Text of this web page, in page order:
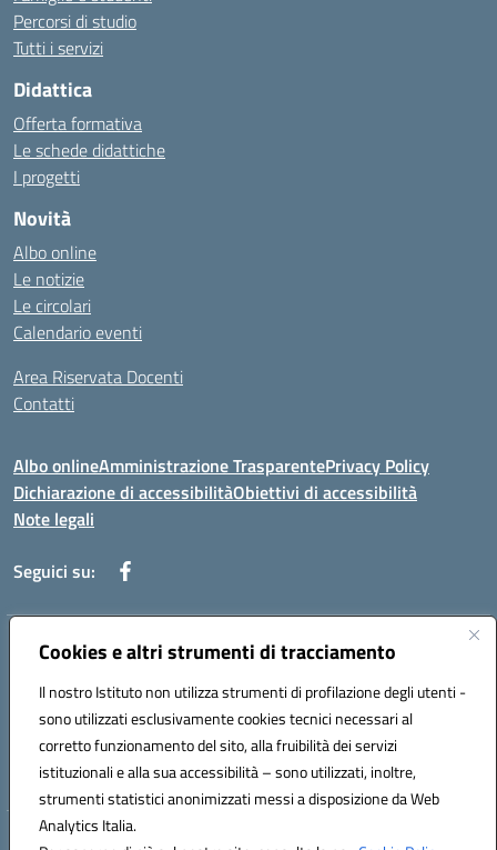
Cookies e altri strumenti di tracciamento
Il nostro Istituto non utilizza strumenti di profilazione degli utenti -
sono utilizzati esclusivamente cookies tecnici necessari al
corretto funzionamento del sito, alla fruibilità dei servizi
istituzionali e alla sua accessibilità – sono utilizzati, inoltre,
strumenti statistici anonimizzati messi a disposizione da Web
Analytics Italia.
Percorsi di studio
Tutti i servizi
Didattica
Offerta formativa
Le schede didattiche
I progetti
Novità
Albo online
Le notizie
Le circolari
Calendario eventi
Area Riservata Docenti
Contatti
Albo onlineAmministrazione TrasparentePrivacy Policy
Dichiarazione di accessibilitàObiettivi di accessibilità
Note legali
Seguici su:
Indirizzo:Via Rimembranza,33 – 81020 Casapulla (CE)
Posta elettronica certificata (PEC):ceic82800v@pec.istruzione.it
Codice fiscale: 94007130613
Codice meccanografico: CEIC82800V
Hosting & Powered by 3D Solution S.r.l.